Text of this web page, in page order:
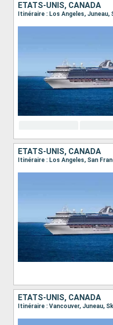
ÉTATS-UNIS, CANADA
ÉTATS-UNIS, CANADA
ÉTATS-UNIS, CANADA
Itinéraire : Vancouver, Juneau,